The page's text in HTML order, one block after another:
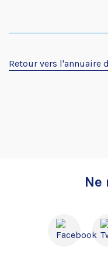
Retour vers l'annuaire
Ne